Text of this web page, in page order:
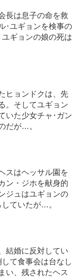
長は息子の命を救
･ユギョンを検事の
ギョンの娘の死は
ヒョンドクは、先
。そしてユギョン
いた少女チャ･ガン
だが…。
スはヘッサル園を
ン・ジホを献身的
ジュはユギョンの
ていたが…。
結婚に反対してい
て食事会は台なし
い、残されたヘス